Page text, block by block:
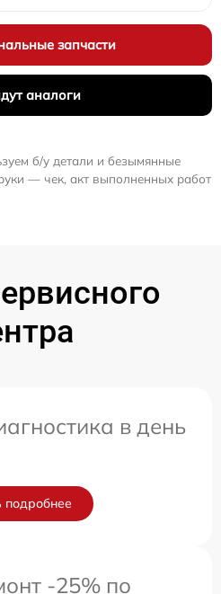
запчасти
аналоги
б/у детали и безымянные
— чек, акт выполненных работ
в день
подробнее
-25% по